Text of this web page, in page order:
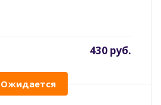
430 руб.
Ожидается